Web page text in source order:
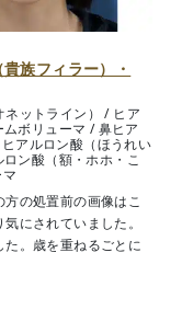
族フィラー）・
ットライン） / ヒア
ボリューマ /鼻ヒア
ヒアルロン酸（ほうれい
ロン酸（額・ホホ・こ
の処置前の画像はこ
にされていました。
。歳を重ねるごとに